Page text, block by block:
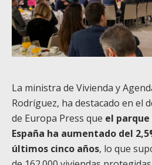
La ministra de Vivienda y
Rodríguez, ha destacado en el
de Europa Press que el
España ha aumentado del
últimos cinco años, lo que